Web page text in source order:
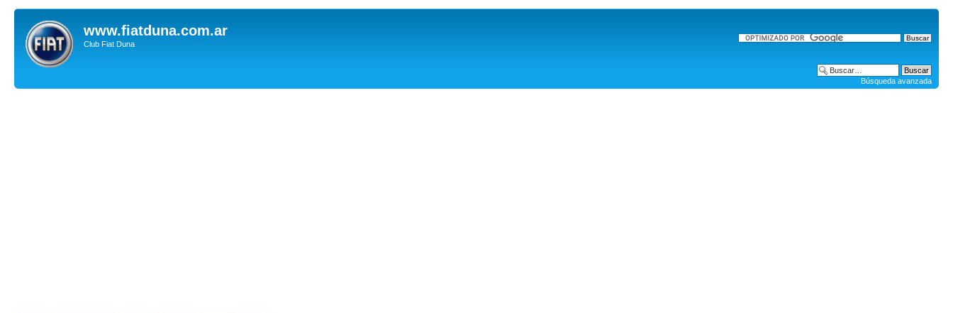
www.fiatduna.com.ar
Club Fiat Duna
Búsqueda avanzada